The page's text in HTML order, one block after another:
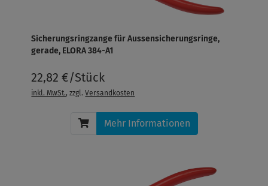
Sicherungsringzange für Aussensicherungsringe,
gerade, ELORA 384-A1
22,82 €/Stück
inkl. MwSt., zzgl.Versandkosten
Mehr Informationen